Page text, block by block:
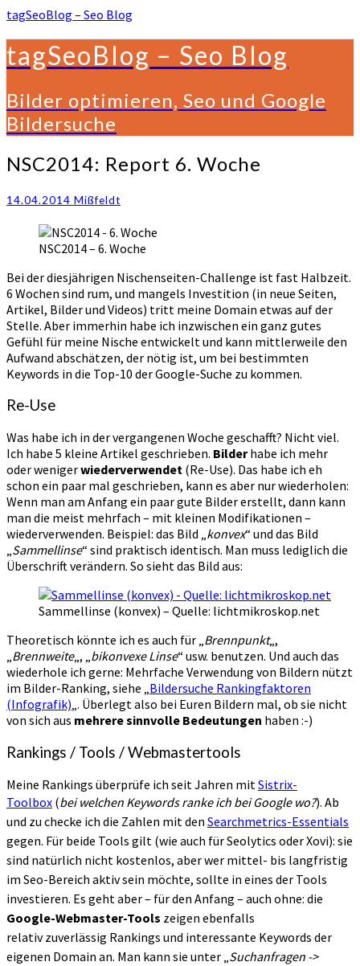
tagSeoBlog – Seo Blog
tagSeoBlog – Seo Blog
Bilder optimieren, Seo und Google
Bildersuche
NSC2014:
Report
Woche
NSC2014: Report 6. Woche
14.04.2014 Mißfeldt
NSC2014 – 6. Woche
Bei der diesjährigen Nischenseiten-Challenge ist fast Halbzeit.
6 Wochen sind rum, und mangels Investition (in neue Seiten,
Artikel, Bilder und Videos) tritt meine Domain etwas auf der
Stelle. Aber immerhin habe ich inzwischen ein ganz gutes
Gefühl für meine Nische entwickelt und kann mittlerweile den
Aufwand abschätzen, der nötig ist, um bei bestimmten
Keywords in die Top-10 der Google-Suche zu kommen.
Re-Use
Was habe ich in der vergangenen Woche geschafft? Nicht viel.
Ich habe 5 kleine Artikel geschrieben. Bilderhabe ich mehr
oder wenigerwiederverwendet (Re-Use). Das habe ich eh
schon ein paar mal geschrieben, kann es aber nur wiederholen:
Wenn man am Anfang ein paar gute Bilder erstellt, dann kann
man die meist mehrfach – mit kleinen Modifikationen –
wiederverwenden. Beispiel: das Bild „konvex“ und das Bild
„Sammellinse“ sind praktisch identisch. Man muss lediglich die
Überschrift verändern. So sieht das Bild aus:
Sammellinse (konvex) – Quelle: lichtmikroskop.net
Theoretisch könnte ich es auch für „Brennpunkt„,
„Brennweite„, „bikonvexe Linse“ usw. benutzen. Und auch das
wiederhole ich gerne: Mehrfache Verwendung von Bildern nützt
im Bilder-Ranking, siehe „Bildersuche Rankingfaktoren
(Infografik)„. Überlegt also bei Euren Bildern mal, ob sie nicht
von sich aus mehrere sinnvolle Bedeutungen haben :-)
Rankings / Tools / Webmastertools
Meine Rankings überprüfe ich seit Jahren mit Sistrix-
Toolbox (bei welchen Keywords ranke ich bei Google wo?). Ab
und zu checke ich die Zahlen mit den Searchmetrics-Essentials
gegen. Für beide Tools gilt (wie auch für Seolytics oder Xovi): sie
sind natürlich nicht kostenlos, aber wer mittel- bis langfristig
im Seo-Bereich aktiv sein möchte, sollte in eines der Tools
investieren. Es geht aber – für den Anfang – auch ohne: die
Google-Webmaster-Tools zeigen ebenfalls
relativzuverlässig Rankings und interessante Keywords der
eigenen Domain an. Man kann sie unter „ Suchanfragen ->